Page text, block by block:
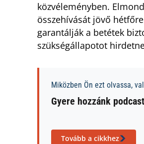
közvéleményben.
összehívását jövő
garantálják a betétek
szükségállapotot
Miközben Ön ezt olvassa,
Gyere hozzánk
Tovább a cikkhez